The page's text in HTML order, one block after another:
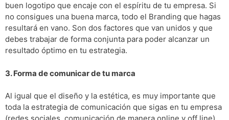
buen logotipo que encaje con el espíritu de tu empresa. Si
no consigues una buena marca, todo el Branding que hagas
resultará en vano. Son dos factores que van unidos y que
debes trabajar de forma conjunta para poder alcanzar un
resultado óptimo en tu estrategia.
3. Forma de comunicar de tu marca
Al igual que el diseño y la estética, es muy importante que
toda la estrategia de comunicación que sigas en tu empresa